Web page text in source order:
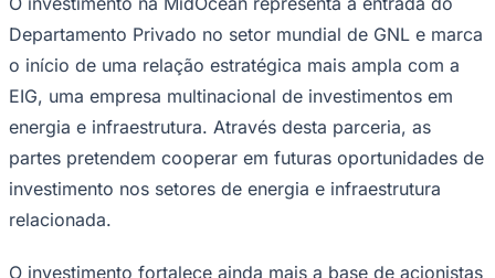
Panorama Econômico
Panorama Econômico
Para Sua Empresa
Anuncie no Portal
Verificar EmpresaNovo
Anunciar VagasNovo
NBA
NFL
UFC
Departamento Privado no setor mundial de GNL e marca
o início de uma relação estratégica mais ampla com a
EIG, uma empresa multinacional de investimentos em
energia e infraestrutura. Através desta parceria, as
partes pretendem cooperar em futuras oportunidades de
investimento nos setores de energia e infraestrutura
relacionada.
O investimento fortalece ainda mais a base de acionistas